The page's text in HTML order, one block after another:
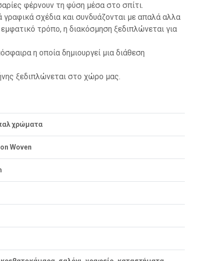
φέρνουν τη φύση μέσα στο σπίτι.
γραφικά σχέδια και συνδυάζονται με απαλά αλλα
τρόπο, η διακόσμηση ξεδιπλώνεται για
η οποία δημιουργεί μια διάθεση
ξεδιπλώνεται στο χώρο μας.
χρώματα
Woven